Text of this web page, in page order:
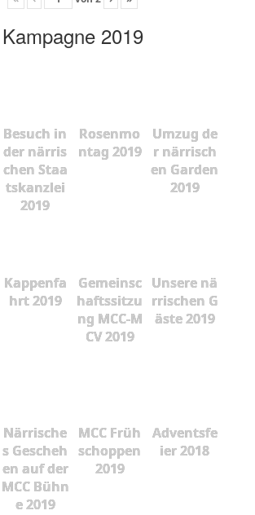
Kampagne 2019
Besuch in
der närris
chen Staa
tskanzlei
2019
Rosenmo
ntag 2019
Umzug de
r närrisch
en Garden
2019
Kappenfa
hrt 2019
Gemeinsc
haftssitzu
ng MCC-M
CV 2019
Unsere nä
rrischen G
äste 2019
Närrische
s Gescheh
en auf der
MCC Bühn
e 2019
MCC Früh
schoppen
2019
Adventsfe
ier 2018